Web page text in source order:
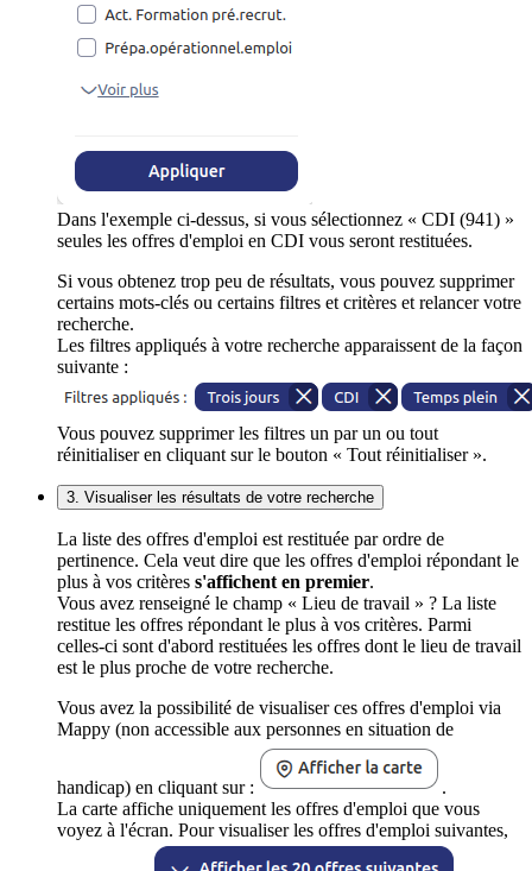
Dans l'exemple ci-dessus, si vous sélectionnez « CDI (941) »
seules les offres d'emploi en CDI vous seront restituées.
Si vous obtenez trop peu de résultats, vous pouvez supprimer
certains mots-clés ou certains filtres et critères et relancer votre
recherche.
Les filtres appliqués à votre recherche apparaissent de la façon
suivante :
Vous pouvez supprimer les filtres un par un ou tout
réinitialiser en cliquant sur le bouton « Tout réinitialiser ».
3. Visualiser les résultats de votre recherche
La liste des offres d'emploi est restituée par ordre de
pertinence. Cela veut dire que les offres d'emploi répondant le
plus à vos critères s'affichent en premier.
Vous avez renseigné le champ « Lieu de travail » ? La liste
restitue les offres répondant le plus à vos critères. Parmi
celles-ci sont d'abord restituées les offres dont le lieu de travail
est le plus proche de votre recherche.
Vous avez la possibilité de visualiser ces offres d'emploi via
Mappy (non accessible aux personnes en situation de
handicap) en cliquant sur :
.
La carte affiche uniquement les offres d'emploi que vous
voyez à l'écran. Pour visualiser les offres d'emploi suivantes,